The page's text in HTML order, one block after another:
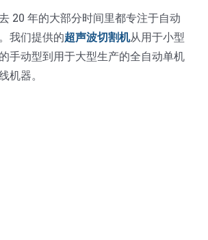
20 年的大部分时间里都专注于自动
我们提供的超声波切割机从用于小型
手动型到用于大型生产的全自动单机
机器。